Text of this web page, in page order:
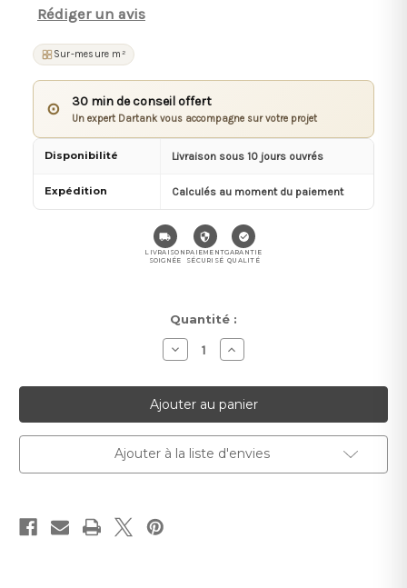
Rédiger un avis
Sur-mesure m²
⊙ 30 min de conseil offert
Un expert Dartank vous accompagne sur votre projet
Disponibilité Livraison sous 10 jours ouvrés
Expédition Calculés au moment du paiement
LIVRAISON
SOIGNÉE
PAIEMENT
SÉCURISÉ
GARANTIE
QUALITÉ
Quantité :
Diminuer
la
pour
Mosaïque
DMM
176
Augmenter
la
pour
Mosaïque
DMM
176
Ajouter à la liste d'envies